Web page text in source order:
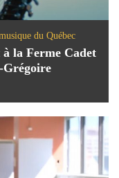
du Québec
la Ferme Cadet
Grégoire